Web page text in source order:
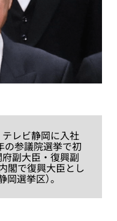
レビ静岡に入社
の参議院選挙で初
副大臣・復興副
閣で復興大臣とし
選挙区）。